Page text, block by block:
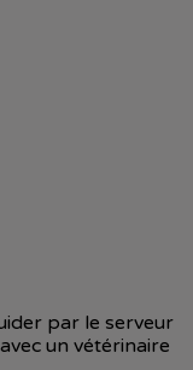
par le serveur
un vétérinaire